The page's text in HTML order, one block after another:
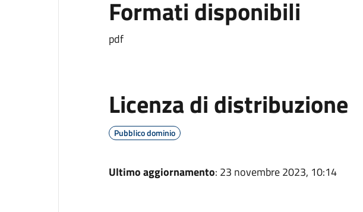
Formati disponibili
pdf
Licenza di distribuzione
Pubblico dominio
Ultimo aggiornamento: 23 novembre 2023, 10:14